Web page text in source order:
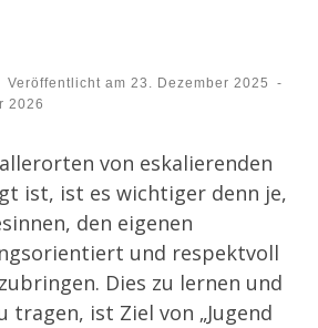
Veröffentlicht am 23. Dezember 2025
-
2026
von eskalierenden
ist, ist es wichtiger denn je,
den eigenen
und respektvoll
Dies zu lernen und
tragen, ist Ziel von „Jugend